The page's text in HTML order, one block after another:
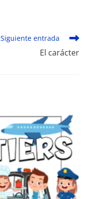
Siguiente entrada
El carácter